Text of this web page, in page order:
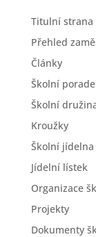
Titulní strana
Přehled
Články
Školní
Školní
Kroužky
Školní jídelna
Jídelní lístek
Organizace
Projekty
Dokumenty